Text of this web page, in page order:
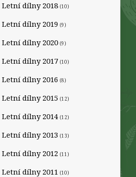
Letní dílny 2018 (10)
Letní dílny 2019 (9)
Letní dílny 2020 (9)
Letní dílny 2017 (10)
Letní dílny 2016 (8)
Letní dílny 2015 (12)
Letní dílny 2014 (12)
Letní dílny 2013 (13)
Letní dílny 2012 (11)
Letní dílny 2011 (10)